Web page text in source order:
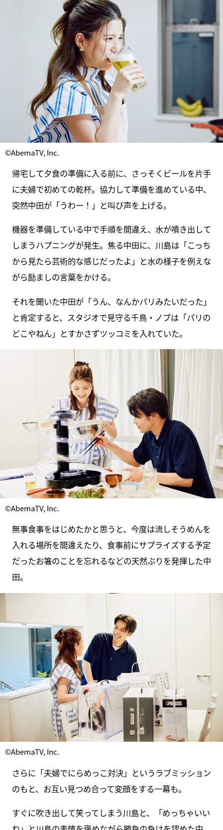
©AbemaTV, Inc.
帰宅して夕食の準備に入る前に、さっそくビールを片手
に夫婦で初めての乾杯。協力して準備を進めている中、
突然中田が「うわー！」と叫び声を上げる。
機器を準備している中で手順を間違え、水が噴き出して
しまうハプニングが発生。焦る中田に、川島は「こっち
から見たら芸術的な感じだったよ」と水の様子を例えな
がら励ましの言葉をかける。
それを聞いた中田が「うん、なんかパリみたいだった」
と肯定すると、スタジオで見守る千鳥・ノブは「パリの
どこやねん」とすかさずツッコミを入れていた。
©AbemaTV, Inc.
無事食事をはじめたかと思うと、今度は流しそうめんを
入れる場所を間違えたり、食事前にサプライズする予定
だったお箸のことを忘れるなどの天然ぶりを発揮した中
田。
©AbemaTV, Inc.
さらに「夫婦でにらめっこ対決」というラブミッション
のもと、お互い見つめ合って変顔をする一幕も。
すぐに吹き出して笑ってしまう川島と、「めっちゃいい